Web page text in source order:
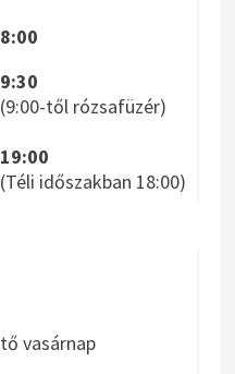
8:00
9:30
(9:00-től rózsafüzér)
19:00
(Téli időszakban 18:00)
vasárnap